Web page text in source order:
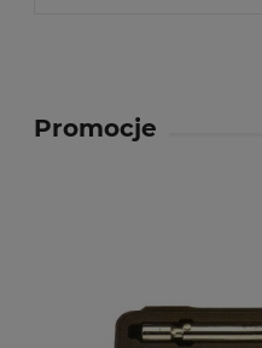
Promocje